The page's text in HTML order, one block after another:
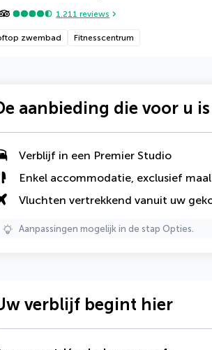
1.211 reviews
zwembad Fitnesscentrum
aanbieding die voor u
Verblijf in een Premier Studio
Enkel accommodatie, exclusief
Vluchten vertrekkend vanuit uw
Aanpassingen mogelijk in de stap Opties.
verblijf begint hier